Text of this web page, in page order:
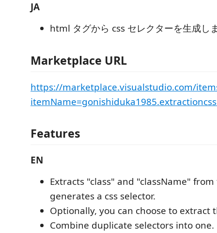
JA
html タグから css セレクターを生成し
Marketplace URL
https://marketplace.visualstudio.com/
Features
EN
Extracts "class" and "className"
generates a css selector.
Optionally, you can choose to extract
Combine duplicate selectors into one.